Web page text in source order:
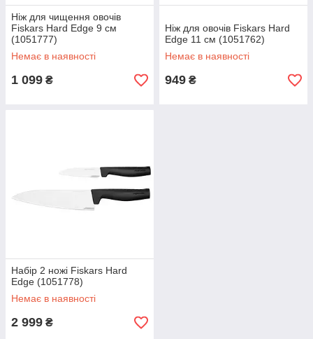
Ніж для чищення овочів
Fiskars Hard Edge 9 см
(1051777)
Немає в наявності
1 099 ₴
Ніж для овочів Fiskars Hard
Edge 11 см (1051762)
Немає в наявності
949 ₴
Набір 2 ножі Fiskars Hard
Edge (1051778)
Немає в наявності
2 999 ₴